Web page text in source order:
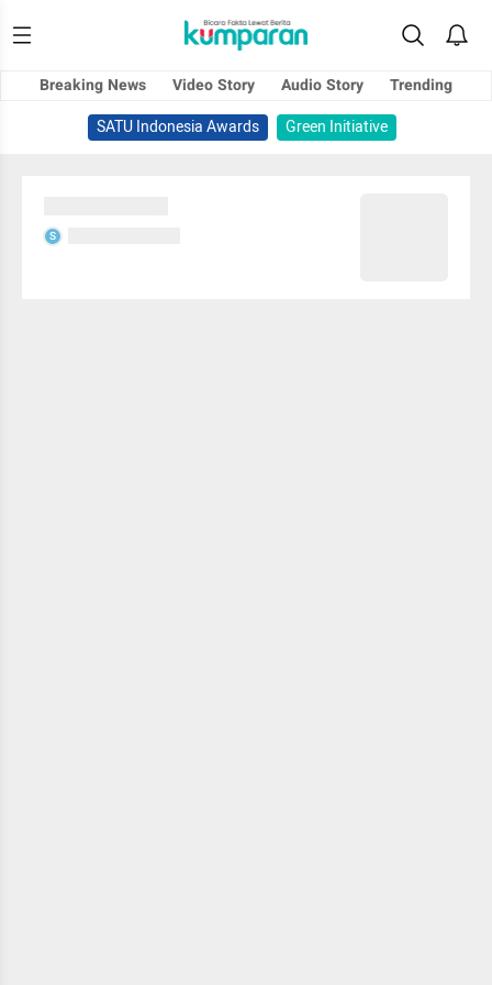
Breaking News Video Story Audio Story
Trending
SATU Indonesia Awards
Green Initiative
S